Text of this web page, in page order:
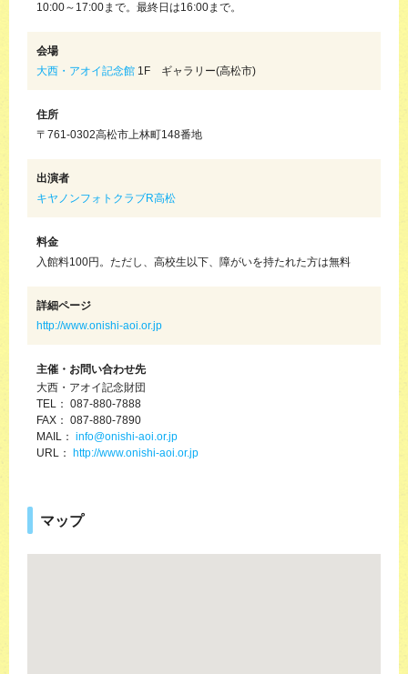
10:00～17:00まで。最終日は16:00まで。
会場
大西・アオイ記念館 1F ギャラリー(高松市)
住所
〒761-0302高松市上林町148番地
出演者
キヤノンフォトクラブR高松
料金
入館料100円。ただし、高校生以下、障がいを持たれた方は無料
詳細ページ
http://www.onishi-aoi.or.jp
主催・お問い合わせ先
大西・アオイ記念財団
TEL： 087-880-7888
FAX： 087-880-7890
MAIL： info@onishi-aoi.or.jp
URL： http://www.onishi-aoi.or.jp
マップ